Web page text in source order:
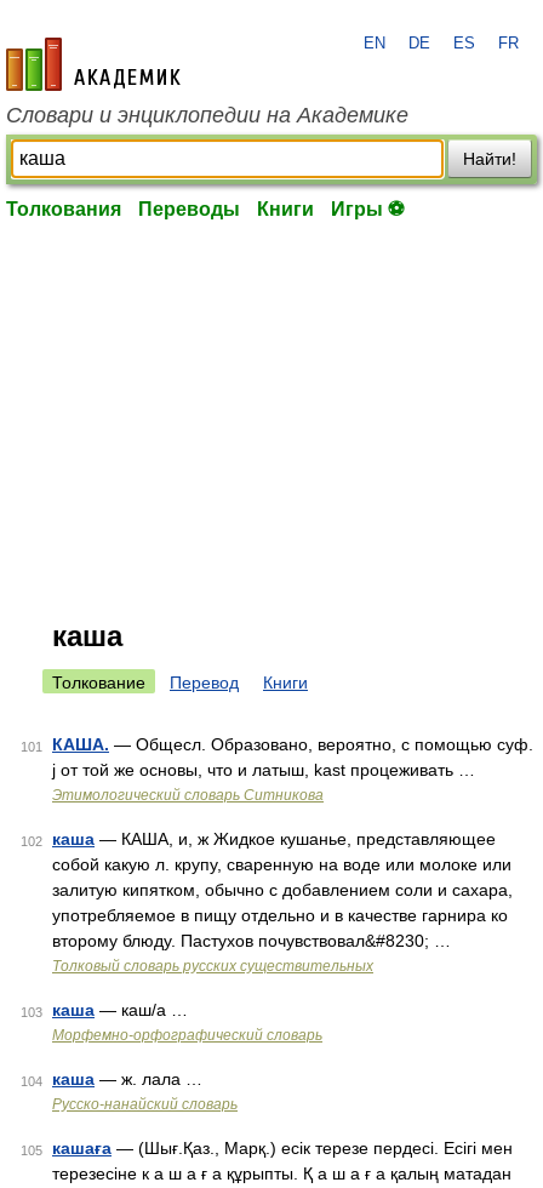
academic.ru
EN DE ES FR
Словари и энциклопедии на Академике
Найти!
Толкования Переводы Книги Игры ⚽
каша
Толкование Перевод Книги
101 КАША. — Общесл. Образовано, вероятно, с помощью суф.
j от той же основы, что и латыш, kast процеживать …
Этимологический словарь Ситникова
102 каша — КАША, и, ж Жидкое кушанье, представляющее
собой какую л. крупу, сваренную на воде или молоке или
залитую кипятком, обычно с добавлением соли и сахара,
употребляемое в пищу отдельно и в качестве гарнира ко
второму блюду. Пастухов почувствовал&#8230; …
Толковый словарь русских существительных
103 каша — каш/а …
Морфемно-орфографический словарь
104 каша — ж. лала …
Русско-нанайский словарь
105 кашаға — (Шығ.Қаз., Марқ.) есік терезе пердесі. Есігі мен
терезесіне к а ш а ғ а құрыпты. Қ а ш а ғ а қалың матадан